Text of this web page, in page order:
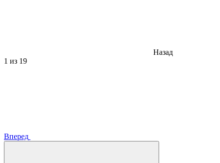
Назад
1 из 19
Вперед